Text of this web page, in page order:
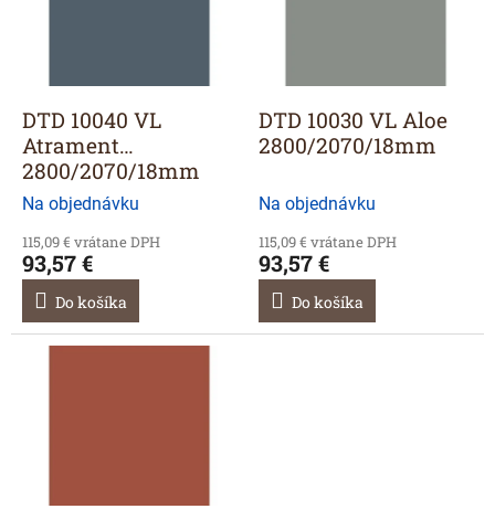
kd
k
v
DTD 10040 VL
Atrament
2800/2070/18mm
Na objednávku
115,09 € vrátane DPH
93,57 €
Do košíka
DTD 10030 VL Aloe
2800/2070/18mm
Na objednávku
115,09 € vrátane DPH
93,57 €
Do košíka